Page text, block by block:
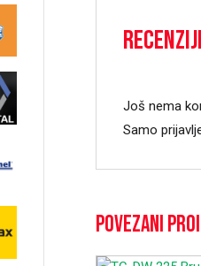
Još nema
Samo
Povezani